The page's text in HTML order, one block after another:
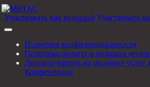
Участвовать как ведущий Участвовать
Политика конфиденциальности
Политика оплаты и возврата
Договор-оферта на оказание
Конференции